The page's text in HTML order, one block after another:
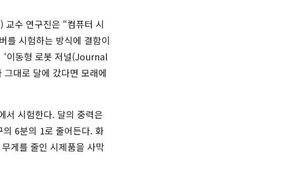
수 연구진은 “컴퓨터 시
를 시험하는 방식에 결함이
‘이동형 로봇 저널(Journal
대로 달에 갔다면 모래에
서 시험한다. 달의 중력은
6분의 1로 줄어든다. 화
게를 줄인 시제품을 사막